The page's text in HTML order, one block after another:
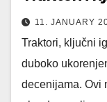
11. JANUARY
Traktori, ključni
duboko
decenijama. Ovi